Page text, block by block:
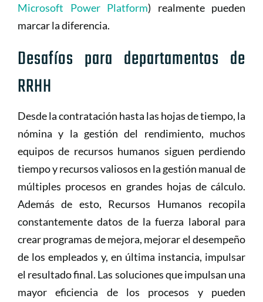
Microsoft Power Platform) realmente pueden
marcar la diferencia.
Desafíos para departamentos de
RRHH
Desde la contratación hasta las hojas de tiempo, la
nómina y la gestión del rendimiento, muchos
equipos de recursos humanos siguen perdiendo
tiempo y recursos valiosos en la gestión manual de
múltiples procesos en grandes hojas de cálculo.
Además de esto, Recursos Humanos recopila
constantemente datos de la fuerza laboral para
crear programas de mejora, mejorar el desempeño
de los empleados y, en última instancia, impulsar
el resultado final. Las soluciones que impulsan una
mayor eficiencia de los procesos y pueden